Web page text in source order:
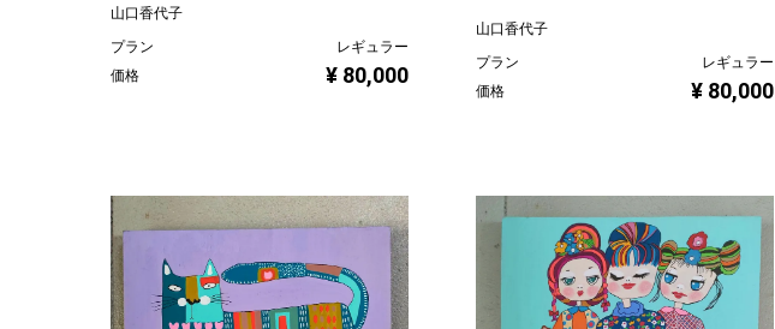
山口香代子
プラン
レギュラー
価格
¥ 80,000
山口香代子
プラン
レギュラー
価格
¥ 80,000